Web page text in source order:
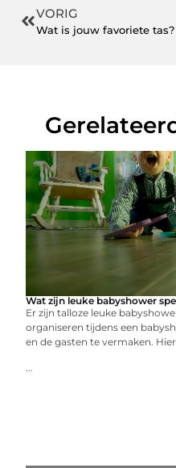
VORIG
Wat is jouw favoriete tas?
Wat zijn leuke babyshower
Er zijn talloze leuke
organiseren tijdens een
en de gasten te vermaken.
...